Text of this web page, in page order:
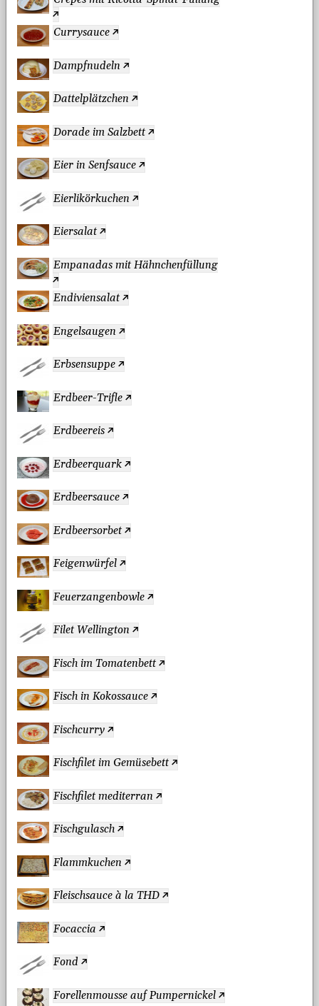
Currysauce
Dampfnudeln
Dattelplätzchen
Dorade im Salzbett
Eier in Senfsauce
Eierlikörkuchen
Eiersalat
Empanadas mit Hähnchenfüllung
Endiviensalat
Engelsaugen
Erbsensuppe
Erdbeer-Trifle
Erdbeereis
Erdbeerquark
Erdbeersauce
Erdbeersorbet
Feigenwürfel
Feuerzangenbowle
Filet Wellington
Fisch im Tomatenbett
Fisch in Kokossauce
Fischcurry
Fischfilet im Gemüsebett
Fischfilet mediterran
Fischgulasch
Flammkuchen
Fleischsauce à la THD
Focaccia
Fond
Forellenmousse auf Pumpernickel